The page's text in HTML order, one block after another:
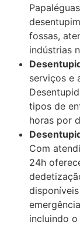
fossas,
indústrias
serviços e
tipos de
horas por
Com
24h
incluindo o